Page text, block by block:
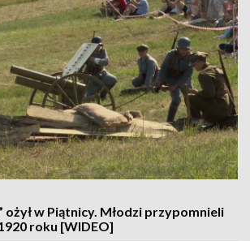
ożył w Piątnicy. Młodzi przypomnieli
roku [WIDEO]